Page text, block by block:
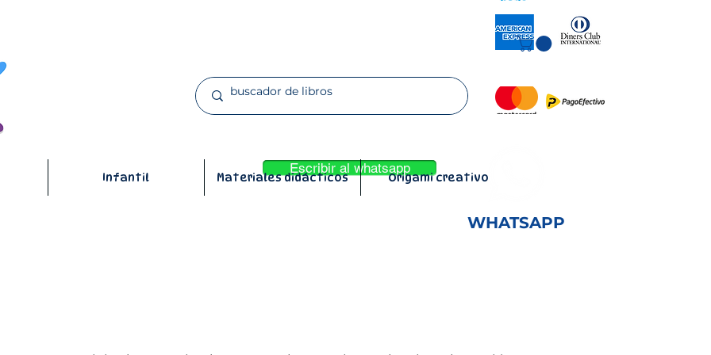
Infantil Materiales didácticos Origami creativo
en nuestra web están respaldadas por Mercado Pago, lo cual garantiza que tu
y bancaria se encuentran
seguras.
para que hagas el abono desde la
369 060! Escribir al whatsapp
WHATSAPP